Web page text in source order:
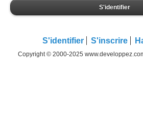
S'identifier
S'identifier S'inscrire
Copyright © 2000-2025